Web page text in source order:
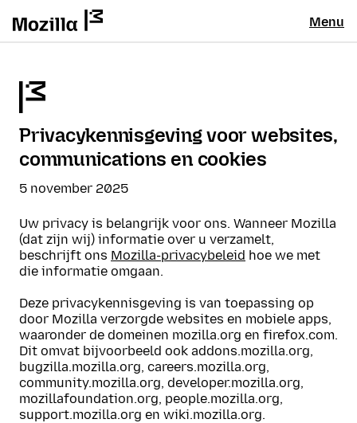
Menu
Privacykennisgeving voor websites,
communications en cookies
5 november 2025
Uw privacy is belangrijk voor ons. Wanneer Mozilla
(dat zijn wij) informatie over u verzamelt,
beschrijft ons Mozilla-privacybeleid hoe we met
die informatie omgaan.
Deze privacykennisgeving is van toepassing op
door Mozilla verzorgde websites en mobiele apps,
waaronder de domeinen mozilla.org en firefox.com.
Dit omvat bijvoorbeeld ook addons.mozilla.org,
bugzilla.mozilla.org, careers.mozilla.org,
community.mozilla.org, developer.mozilla.org,
mozillafoundation.org, people.mozilla.org,
support.mozilla.org en wiki.mozilla.org.